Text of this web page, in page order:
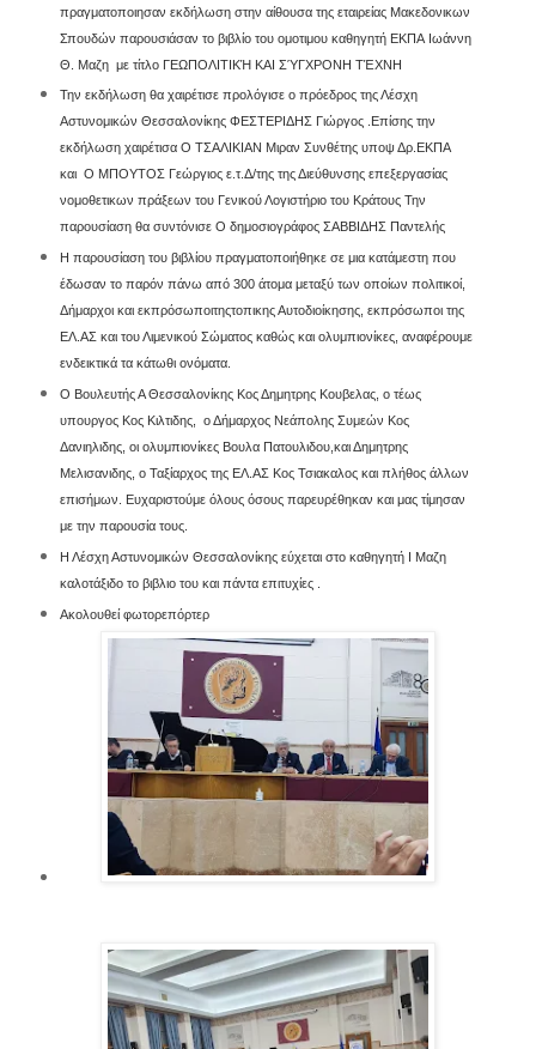
πραγματοποιησαν εκδήλωση στην αίθουσα της εταιρείας Μακεδονικων
Σπουδών παρουσιάσαν το βιβλίο του ομοτιμου καθηγητή ΕΚΠΑ Ιωάννη
Θ. Μαζη με τίτλοΓΕΩΠΟΛΙΤΙΚΉ ΚΑΙ ΣΎΓΧΡΟΝΗ ΤΈΧΝΗ
Την εκδήλωση θα χαιρέτισε προλόγισε ο πρόεδρος της Λέσχη
Αστυνομικών ΘεσσαλονίκηςΦΕΣΤΕΡΙΔΗΣ Γιώργος .Επίσης την
εκδήλωση χαιρέτισα Ο ΤΣΑΛΙΚΙΑΝ Μιραν Συνθέτης υποψ Δρ.ΕΚΠΑ
και Ο ΜΠΟΥΤΟΣ Γεώργιος ε.τ.Δ/της της Διεύθυνσης επεξεργασίας
νομοθετικων πράξεων του Γενικού Λογιστήριο του Κράτους Την
παρουσίαση θα συντόνισε Ο δημοσιογράφος ΣΑΒΒΙΔΗΣ Παντελής
Η παρουσίαση του βιβλίου πραγματοποιήθηκε σε μια κατάμεστη που
έδωσαν το παρόν πάνω από 300 άτομα μεταξύ των οποίων πολιτικοί,
Δήμαρχοι και εκπρόσωποιτηςτοπικης Αυτοδιοίκησης, εκπρόσωποι της
ΕΛ.ΑΣ και του Λιμενικού Σώματος καθώς και ολυμπιονίκες, αναφέρουμε
ενδεικτικά τα κάτωθι ονόματα.
Ο Βουλευτής Α Θεσσαλονίκης Κος Δημητρης Κουβελας, ο τέως
υπουργος Κος Κιλτιδης, ο Δήμαρχος Νεάπολης Συμεών Κος
Δανιηλιδης, οι ολυμπιονίκες Βουλα Πατουλιδου,και Δημητρης
Μελισανιδης, ο Ταξίαρχος της ΕΛ.ΑΣ Κος Τσιακαλος και πλήθος άλλων
επισήμων. Ευχαριστούμε όλους όσους παρευρέθηκαν και μας τίμησαν
με την παρουσία τους.
Η Λέσχη Αστυνομικών Θεσσαλονίκης εύχεται στο καθηγητή Ι Μαζη
καλοτάξιδο το βιβλιο του και πάντα επιτυχίες .
Ακολουθεί φωτορεπόρτερ